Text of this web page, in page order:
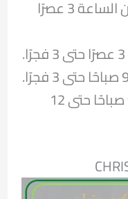
من الساعة 3 عصرًا
من الساعة 9 صباحًا حتى 12